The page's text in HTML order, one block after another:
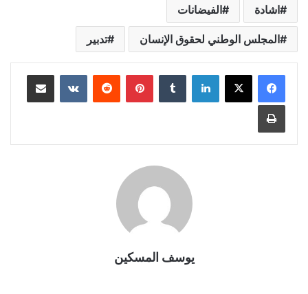
اشادة الفيضانات
المجلس الوطني لحقوق الإنسان تدبير
لينكدإن بينتيريست مشاركة عبر البريد
طباعة
يوسف المسكين